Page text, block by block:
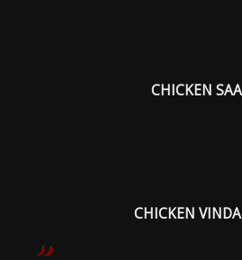
CHICKEN
CHICKEN